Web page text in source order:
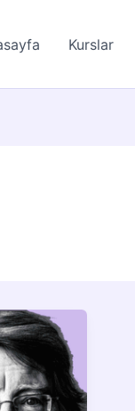
Kurslar